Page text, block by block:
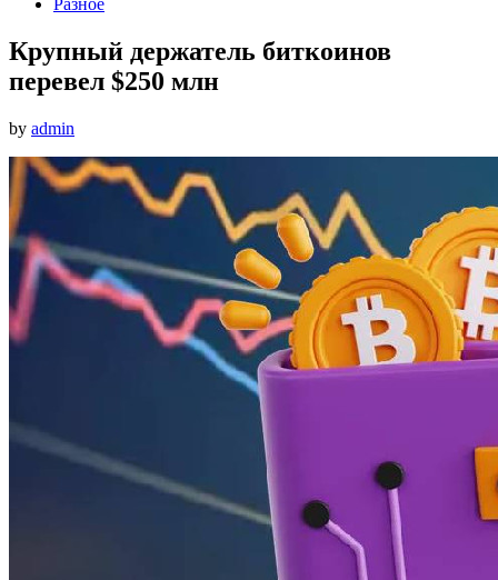
Разное
Крупный держатель биткоинов
перевел $250 млн
by admin